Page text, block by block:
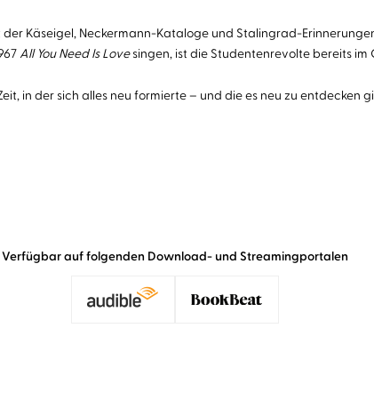
Käseigel, Neckermann-Kataloge und Stalingrad-
All You Need Is Lovesingen, ist die Studentenrevolte bereits im
in der sich alles neu formierte – und die es neu zu entdecken
Verfügbar auf folgenden Download- und Streamingportalen